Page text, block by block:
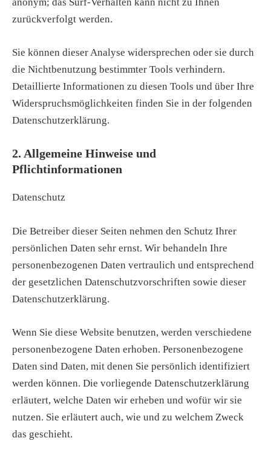
zurückverfolgt werden.
Sie können dieser Analyse widersprechen oder sie durch
die Nichtbenutzung bestimmter Tools verhindern.
Detaillierte Informationen zu diesen Tools und über Ihre
Widerspruchsmöglichkeiten finden Sie in der folgenden
Datenschutzerklärung.
2. Allgemeine Hinweise und
Pflichtinformationen
Datenschutz
Die Betreiber dieser Seiten nehmen den Schutz Ihrer
persönlichen Daten sehr ernst. Wir behandeln Ihre
personenbezogenen Daten vertraulich und entsprechend
der gesetzlichen Datenschutzvorschriften sowie dieser
Datenschutzerklärung.
Wenn Sie diese Website benutzen, werden verschiedene
personenbezogene Daten erhoben. Personenbezogene
Daten sind Daten, mit denen Sie persönlich identifiziert
werden können. Die vorliegende Datenschutzerklärung
erläutert, welche Daten wir erheben und wofür wir sie
nutzen. Sie erläutert auch, wie und zu welchem Zweck
das geschieht.